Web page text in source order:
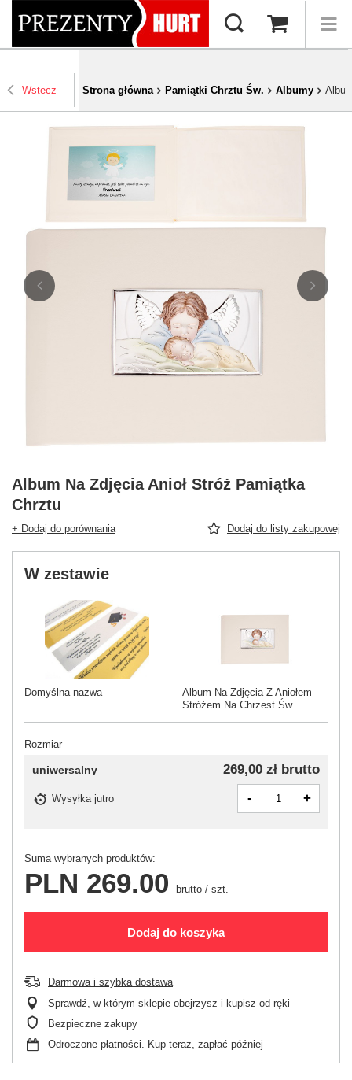
Wstecz Strona główna Pamiątki Chrztu Św. Albumy
Album Na Zdjęcia Anioł Stróż Pamiątka
Chrztu
+ Dodaj do porównania Dodaj do listy zakupowej
W zestawie
Domyślna nazwa
Album Na Zdjęcia Z Aniołem
Stróżem Na Chrzest Św.
Rozmiar
uniwersalny 269,00 zł brutto
Wysyłka jutro - +
Suma wybranych produktów:
PLN 269.00 brutto / szt.
Dodaj do koszyka
Darmowa i szybka dostawa
Sprawdź, w którym sklepie obejrzysz i kupisz od ręki
Bezpieczne zakupy
Odroczone płatności. Kup teraz, zapłać później